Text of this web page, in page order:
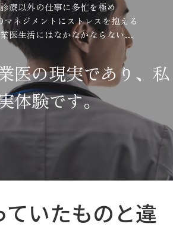
療以外の仕事に多忙を極め
マネジメントにストレスを抱える
医生活にはなかなかならない…
医の現実であり、私
体験です。
ていたものと違